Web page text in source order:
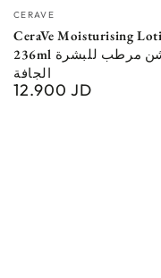
Vendor:
CERAVE
CeraVe Moisturising
236ml لوشن مرطب للبشرة
الجافة
Regular
12.900 JD